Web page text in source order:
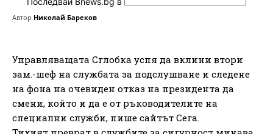
Автор Николай Бареков
Управляващата Сглобка успя да вклини втори
зам.-шеф на службата за подслушване и следене
на фона на очевиден отказ на президента да
смени, който и да е от ръководителите на
специални служби, пише сайтът Сега.